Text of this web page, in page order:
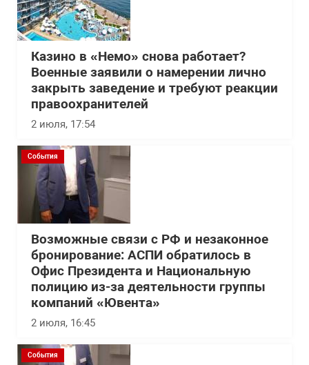
Казино в «Немо» снова работает?
Военные заявили о намерении лично
закрыть заведение и требуют реакции
правоохранителей
2 июля, 17:54
События
Возможные связи с РФ и незаконное
бронирование: АСПИ обратилось в
Офис Президента и Национальную
полицию из-за деятельности группы
компаний «Ювента»
2 июля, 16:45
События